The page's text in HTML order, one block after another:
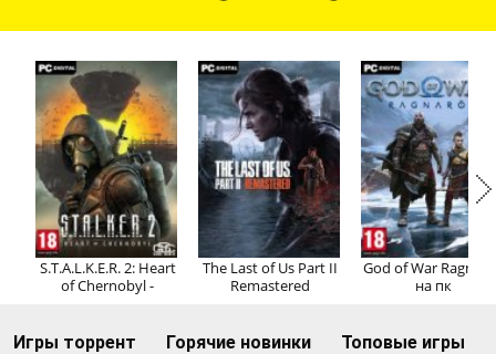
Регистрация Вход
S.T.A.L.K.E.R. 2: Heart
of Chernobyl -
The Last of Us Part II
Remastered
God of War
на пк
Игры торрент Горячие новинки Топовые игры